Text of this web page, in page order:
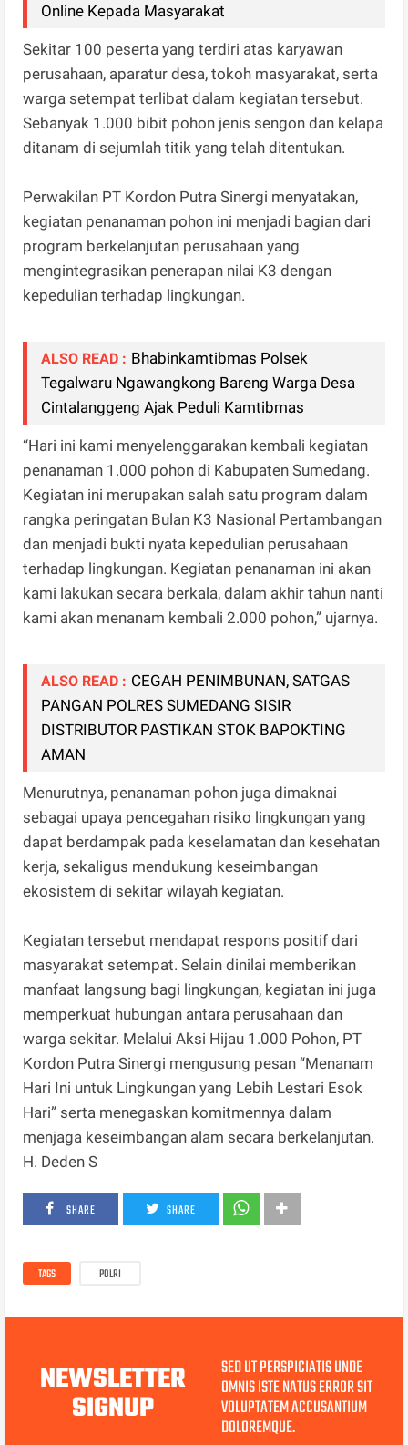
Online Kepada Masyarakat
Sekitar 100 peserta yang terdiri atas karyawan
perusahaan, aparatur desa, tokoh masyarakat, serta
warga setempat terlibat dalam kegiatan tersebut.
Sebanyak 1.000 bibit pohon jenis sengon dan kelapa
ditanam di sejumlah titik yang telah ditentukan.
Perwakilan PT Kordon Putra Sinergi menyatakan,
kegiatan penanaman pohon ini menjadi bagian dari
program berkelanjutan perusahaan yang
mengintegrasikan penerapan nilai K3 dengan
kepedulian terhadap lingkungan.
ALSO READ : Bhabinkamtibmas Polsek
Tegalwaru Ngawangkong Bareng Warga Desa
Cintalanggeng Ajak Peduli Kamtibmas
“Hari ini kami menyelenggarakan kembali kegiatan
penanaman 1.000 pohon di Kabupaten Sumedang.
Kegiatan ini merupakan salah satu program dalam
rangka peringatan Bulan K3 Nasional Pertambangan
dan menjadi bukti nyata kepedulian perusahaan
terhadap lingkungan. Kegiatan penanaman ini akan
kami lakukan secara berkala, dalam akhir tahun nanti
kami akan menanam kembali 2.000 pohon,” ujarnya.
ALSO READ : CEGAH PENIMBUNAN, SATGAS
PANGAN POLRES SUMEDANG SISIR
DISTRIBUTOR PASTIKAN STOK BAPOKTING
AMAN
Menurutnya, penanaman pohon juga dimaknai
sebagai upaya pencegahan risiko lingkungan yang
dapat berdampak pada keselamatan dan kesehatan
kerja, sekaligus mendukung keseimbangan
ekosistem di sekitar wilayah kegiatan.
Kegiatan tersebut mendapat respons positif dari
masyarakat setempat. Selain dinilai memberikan
manfaat langsung bagi lingkungan, kegiatan ini juga
memperkuat hubungan antara perusahaan dan
warga sekitar. Melalui Aksi Hijau 1.000 Pohon, PT
Kordon Putra Sinergi mengusung pesan “Menanam
Hari Ini untuk Lingkungan yang Lebih Lestari Esok
Hari” serta menegaskan komitmennya dalam
menjaga keseimbangan alam secara berkelanjutan.
H. Deden S
SHARE SHARE
TAGS POLRI
NEWSLETTER
SIGNUP
SED UT PERSPICIATIS UNDE
OMNIS ISTE NATUS ERROR SIT
VOLUPTATEM ACCUSANTIUM
DOLOREMQUE.